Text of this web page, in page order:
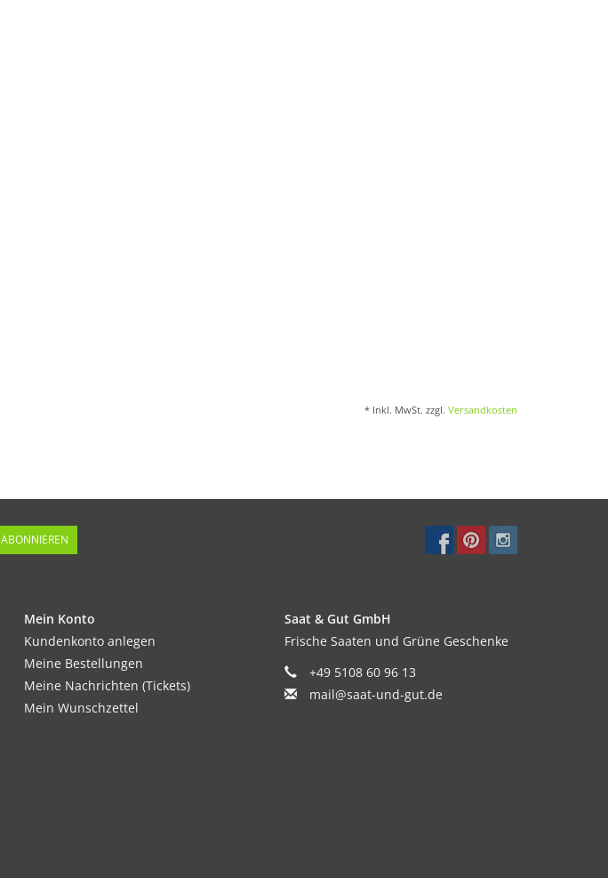
* Inkl. MwSt. zzgl. Versandkosten
ABONNIEREN
Mein Konto
Kundenkonto anlegen
Meine Bestellungen
Meine Nachrichten (Tickets)
Mein Wunschzettel
Saat & Gut GmbH
Frische Saaten und Grüne Geschenke
+49 5108 60 96 13
mail@saat-und-gut.de